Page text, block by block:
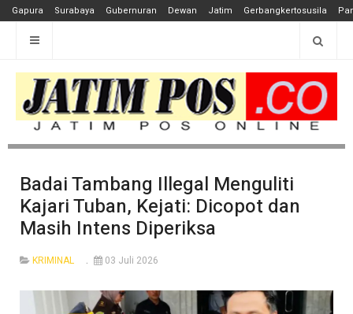
Gapura Surabaya Gubernuran Dewan Jatim Gerbangkertosusila
Badai Tambang Illegal Menguliti
Kajari Tuban, Kejati: Dicopot dan
Masih Intens Diperiksa
KRIMINAL 03 Juli 2026